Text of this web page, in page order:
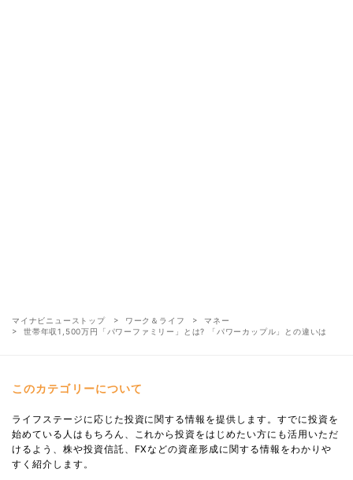
マイナビニューストップ ワーク＆ライフ
マネー
世帯年収1,500万円「パワーファミリー」とは? 「パワーカップル」との違いは
このカテゴリーについて
ライフステージに応じた投資に関する情報を提供します。すでに投資を
始めている人はもちろん、これから投資をはじめたい方にも活用いただ
けるよう、株や投資信託、FXなどの資産形成に関する情報をわかりや
すく紹介します。